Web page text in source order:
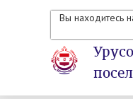
Вы находитесь